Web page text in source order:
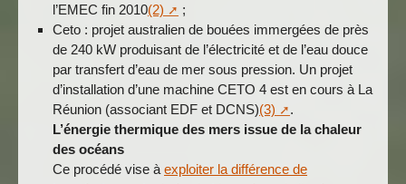
l’EMEC fin 2010(2)
;
Ceto : projet australien de bouées immergées de près
de 240 kW produisant de l’électricité et de l’eau douce
par transfert d’eau de mer sous pression. Un projet
d’installation d’une machine CETO 4 est en cours à La
Réunion (associant EDF et DCNS)(3)
.
L’énergie thermique des mers issue de la chaleur
des océans
Ce procédé vise à exploiter la différence de